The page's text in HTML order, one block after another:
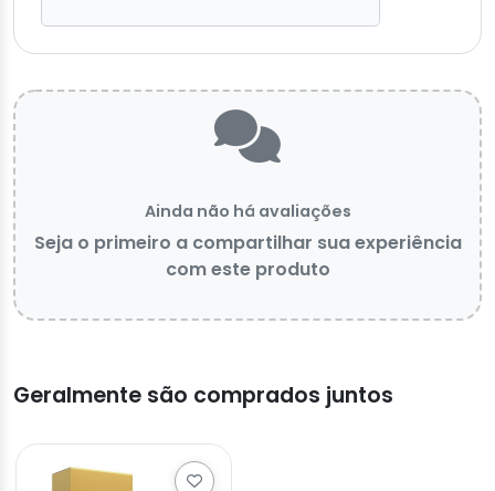
Ainda não há avaliações
Seja o primeiro a compartilhar sua experiência
com este produto
Geralmente são comprados juntos